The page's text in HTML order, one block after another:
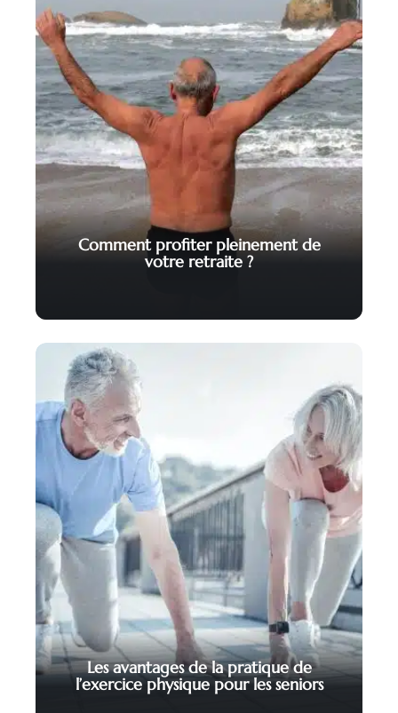
Comment profiter pleinement de
votre retraite ?
Les avantages de la pratique de
l’exercice physique pour les seniors